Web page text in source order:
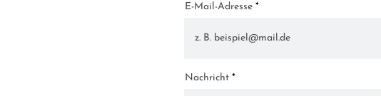
E-Mail-Adresse
Nachricht